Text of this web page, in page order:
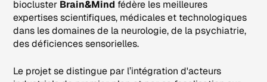
biocluster Brain&Mind fédère les meilleures
expertises scientifiques, médicales et technologiques
dans les domaines de la neurologie, de la psychiatrie,
des déficiences sensorielles.
Le projet se distingue par l’intégration d'acteurs